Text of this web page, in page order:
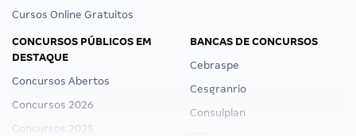
Cursos Online Gratuitos
CONCURSOS PÚBLICOS EM
DESTAQUE
Concursos Abertos
Concursos 2026
Concursos 2025
BANCAS DE CONCURSOS
Cebraspe
Cesgranrio
Consulplan